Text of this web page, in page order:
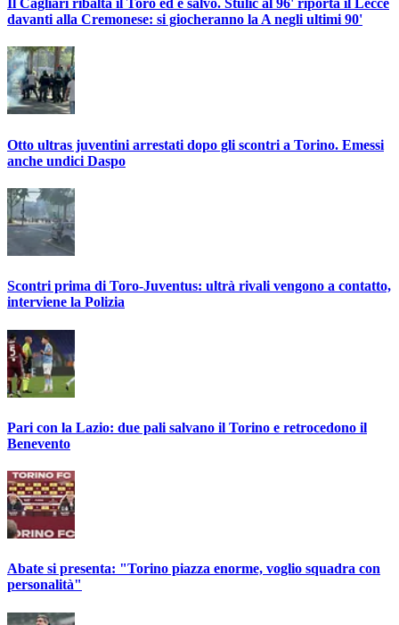
Il Cagliari ribalta il Toro ed è salvo. Stulic al 96' riporta il Lecce
davanti alla Cremonese: si giocheranno la A negli ultimi 90'
Otto ultras juventini arrestati dopo gli scontri a Torino. Emessi
anche undici Daspo
Scontri prima di Toro-Juventus: ultrà rivali vengono a contatto,
interviene la Polizia
Pari con la Lazio: due pali salvano il Torino e retrocedono il
Benevento
Abate si presenta: "Torino piazza enorme, voglio squadra con
personalità"